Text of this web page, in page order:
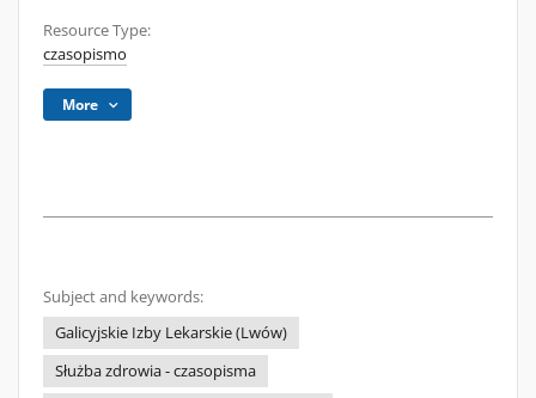
Resource Type:
czasopismo
More
Subject and keywords:
Galicyjskie Izby Lekarskie (Lwów)
Służba zdrowia - czasopisma